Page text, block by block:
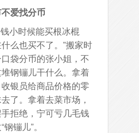
爱找分币
时候能买根冰棍
么也买不了。”搬家时
袋分币的张小姐，不
钢镚儿干什么。拿着
银员给商品价格的零
了。拿着去菜市场，
拒绝，宁可亏几毛钱
镚儿”。